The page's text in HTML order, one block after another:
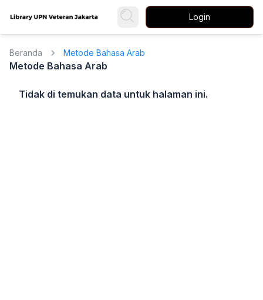
Login
Beranda Metode Bahasa Arab
Metode Bahasa Arab
Tidak di temukan data untuk halaman ini.